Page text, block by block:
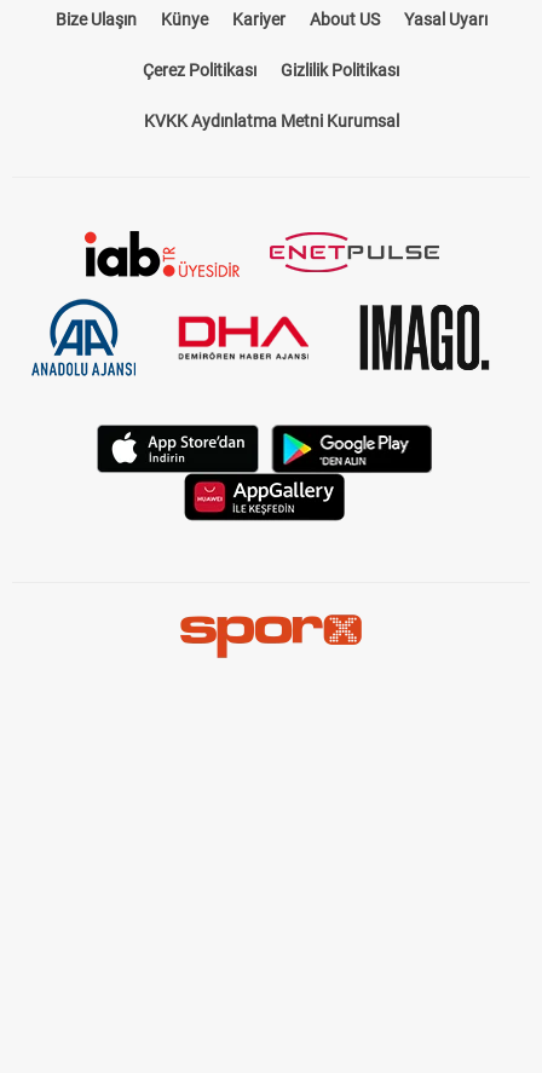
Bize Ulaşın Künye Kariyer About US Yasal Uyarı
Çerez Politikası Gizlilik Politikası
KVKK Aydınlatma Metni Kurumsal